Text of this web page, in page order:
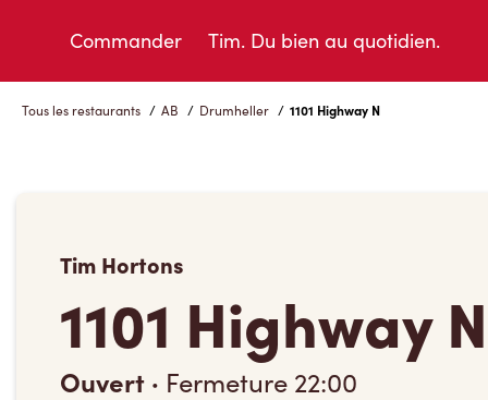
Commander Tim. Du bien au quotidien.
Tous les restaurants / AB / Drumheller / 1101 Highway N
Tim Hortons
1101 Highway N
Ouvert · Fermeture 22:00